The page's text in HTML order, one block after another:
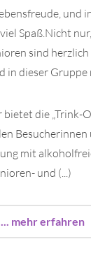
und
Spaß.Nicht
sind herzlich
in dieser Gruppe
die „Trink-
Besucherinnen
mit
und (...)
... mehr erfahren